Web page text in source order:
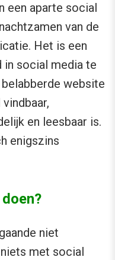
een aparte social
van de
Het is een
social media te
website
en leesbaar is.
enigszins
niet
met social